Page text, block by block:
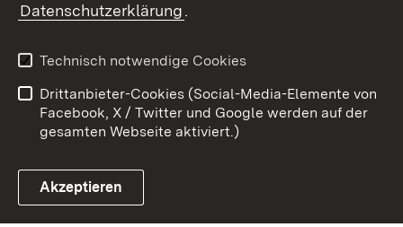
Link zum Landesportal
Kontakt
Barrierefreiheit
Impressum
Cookies
Datenschutzerklärung.
Technisch notwendige Cookies
Drittanbieter-Cookies (Social-Media-Elemente von
Facebook, X / Twitter und Google werden auf der
gesamten Webseite aktiviert.)
Akzeptieren